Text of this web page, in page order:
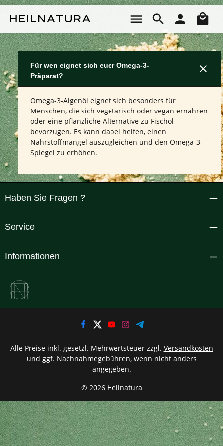
Für wen eignet sich euer Omega-3-
Präparat?
Omega-3-Algenöl eignet sich besonders für
Menschen, die sich vegetarisch oder vegan ernähren
oder eine pflanzliche Alternative zu Fischöl
bevorzugen. Es kann dabei helfen, einen
Nährstoffmangel auszugleichen und den Omega-3-
Spiegel zu erhöhen.
Haben Sie Fragen ?
Service
Informationen
© 2026 Heilnatura
Alle Preise inkl. gesetzl. Mehrwertsteuer zzgl. Versandkosten
und ggf. Nachnahmegebühren, wenn nicht anders
angegeben.